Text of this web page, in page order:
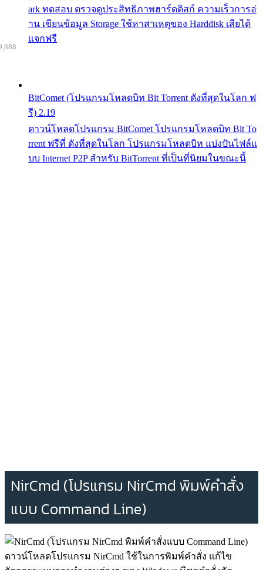
ark ทดสอบ ตรวจดูประสิทธิภาพฮาร์ดดิสก์ ความเร็วการอ่
าน เขียนข้อมูล Storage ใช้หาสาเหตุของ Harddisk เสียได้
แจกฟรี
BitComet (โปรแกรมโหลดบิท Bit Torrent ดังที่สุดในโลก ฟ
รี) 2.19
ดาวน์โหลดโปรแกรม BitComet โปรแกรมโหลดบิท Bit To
rrent ฟรีที่ ดังที่สุดในโลก โปรแกรมโหลดบิท แบ่งปันไฟล์แ
บบ Internet P2P สำหรับ BitTorrent ที่เป็นที่นิยมในขณะนี้
NirCmd (โปรแกรม NirCmd พิมพ์คำสั่ง
แบบ Command Line)
ดาวน์โหลดโปรแกรม NirCmd ใช้ในการพิมพ์คำสั่ง แก้ไข